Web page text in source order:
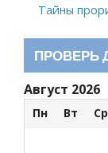
Тайны
ПРОВЕРЬ
Август 2026
Пн Вт Ср